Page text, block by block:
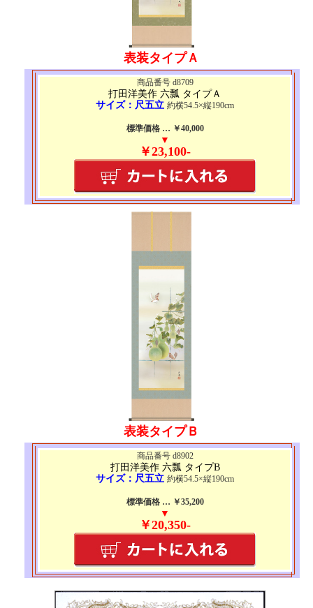
表装タイプＡ
商品番号 d8709
打田洋美作 六瓢 タイプＡ
サイズ：尺五立 約横54.5×縦190cm
標準価格 … ￥40,000
▼
￥23,100-
表装タイプＢ
商品番号 d8902
打田洋美作 六瓢 タイプB
サイズ：尺五立 約横54.5×縦190cm
標準価格 … ￥35,200
▼
￥20,350-